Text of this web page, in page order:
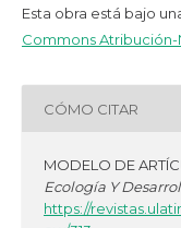
Esta obra está bajo
Commons
CÓMO CITAR
MODELO DE
Ecología Y
https://